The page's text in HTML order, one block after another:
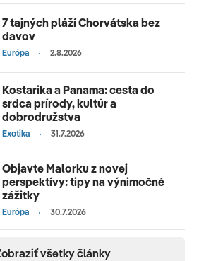
7 tajných pláží Chorvátska bez
davov
Európa 2.8.2026
Kostarika a Panama: cesta do
srdca prírody, kultúr a
dobrodružstva
Exotika 31.7.2026
Objavte Malorku z novej
perspektívy: tipy na výnimočné
zážitky
Európa 30.7.2026
všetky články